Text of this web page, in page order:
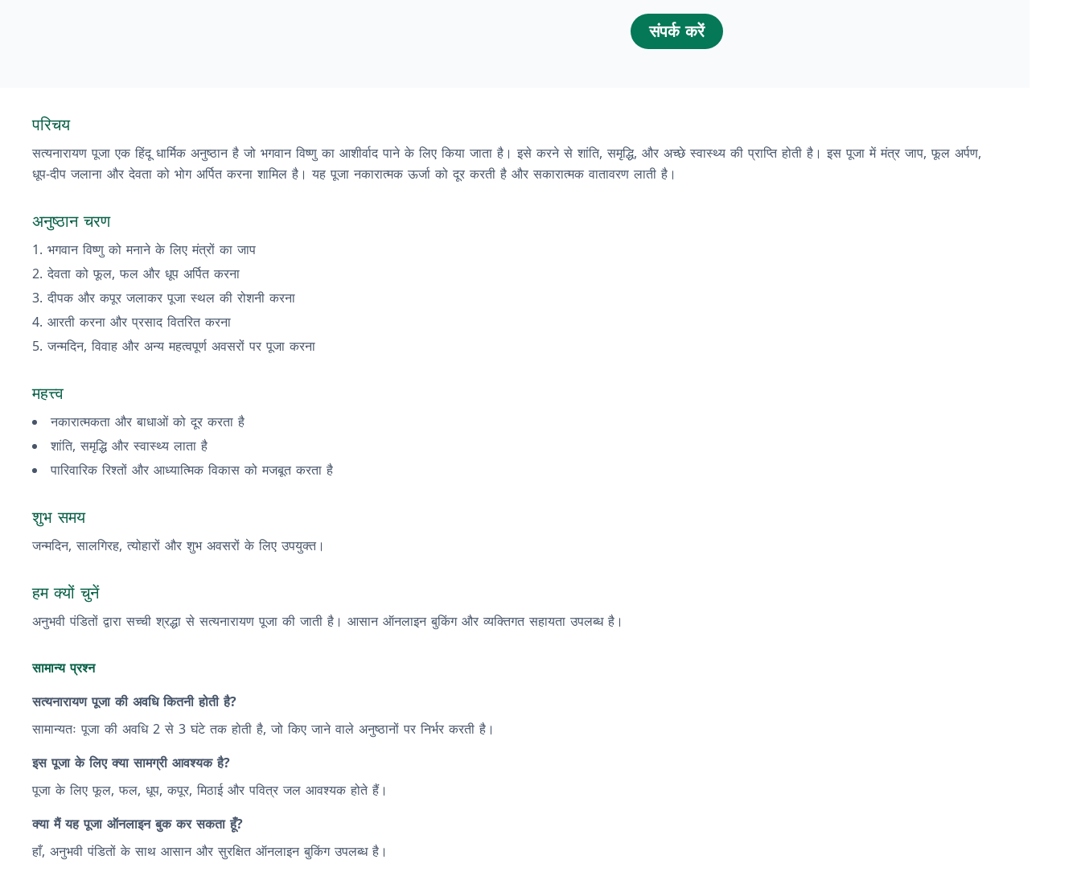
संपर्क करें
परिचय
सत्यनारायण पूजा एक हिंदू धार्मिक अनुष्ठान है जो भगवान विष्णु का आशीर्वाद पाने के लिए किया जाता है। इसे करने से शांति, समृद्धि, और अच्छे स्वास्थ्य की प्राप्ति होती है। इस पूजा में मंत्र जाप, फूल अर्पण,
धूप-दीप जलाना और देवता को भोग अर्पित करना शामिल है। यह पूजा नकारात्मक ऊर्जा को दूर करती है और सकारात्मक वातावरण लाती है।
अनुष्ठान चरण
भगवान विष्णु को मनाने के लिए मंत्रों का जाप
देवता को फूल, फल और धूप अर्पित करना
दीपक और कपूर जलाकर पूजा स्थल की रोशनी करना
आरती करना और प्रसाद वितरित करना
जन्मदिन, विवाह और अन्य महत्वपूर्ण अवसरों पर पूजा करना
महत्त्व
नकारात्मकता और बाधाओं को दूर करता है
शांति, समृद्धि और स्वास्थ्य लाता है
पारिवारिक रिश्तों और आध्यात्मिक विकास को मजबूत करता है
शुभ समय
जन्मदिन, सालगिरह, त्योहारों और शुभ अवसरों के लिए उपयुक्त।
हम क्यों चुनें
अनुभवी पंडितों द्वारा सच्ची श्रद्धा से सत्यनारायण पूजा की जाती है। आसान ऑनलाइन बुकिंग और व्यक्तिगत सहायता उपलब्ध है।
सामान्य प्रश्न
सत्यनारायण पूजा की अवधि कितनी होती है?
सामान्यतः पूजा की अवधि 2 से 3 घंटे तक होती है, जो किए जाने वाले अनुष्ठानों पर निर्भर करती है।
इस पूजा के लिए क्या सामग्री आवश्यक है?
पूजा के लिए फूल, फल, धूप, कपूर, मिठाई और पवित्र जल आवश्यक होते हैं।
क्या मैं यह पूजा ऑनलाइन बुक कर सकता हूँ?
हाँ, अनुभवी पंडितों के साथ आसान और सुरक्षित ऑनलाइन बुकिंग उपलब्ध है।